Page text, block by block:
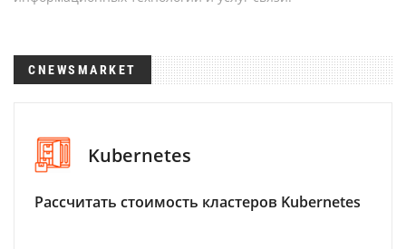
CNEWSMARKET
Kubernetes
Рассчитать стоимость кластеров Kubernetes